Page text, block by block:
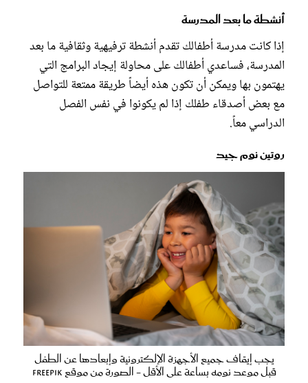
أنشطة ما بعد المدرسة
إذا كانت مدرسة أطفالك تقدم أنشطة ترفيهية وثقافية ما بعد
المدرسة، فساعدي أطفالك على محاولة إيجاد البرامج التي
يهتمون بها ويمكن أن تكون هذه أيضاً طريقة ممتعة للتواصل
مع بعض أصدقاء طفلك إذا لم يكونوا في نفس الفصل
الدراسي معاً.
روتين نوم جيد
يجب إيقاف جميع الأجهزة الإلكترونية وإبعادها عن الطفل
قبل موعد نومه بساعة على الأقل - الصورة من موقع Freepik